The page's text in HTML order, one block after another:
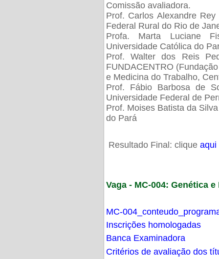
Comissão avaliadora.
Prof. Carlos Alexandre
Federal Rural do Rio de
Profa. Marta Luciane
Universidade Católica do
Prof. Walter dos Reis
FUNDACENTRO
e Medicina do Trabalho,
Prof. Fábio Barbosa de
Universidade Federal de
Prof. Moises Batista da
do Pará
Resultado Final: clique aqui
Vaga - MC-004: Genética
MC-
Inscrições homologadas
Banca Examinadora
Critérios de avaliação dos